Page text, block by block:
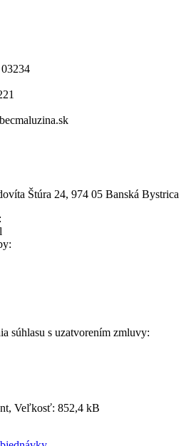
Štúra 24, 974 05 Banská Bystrica
súhlasu s uzatvorením zmluvy:
Veľkosť: 852,4 kB